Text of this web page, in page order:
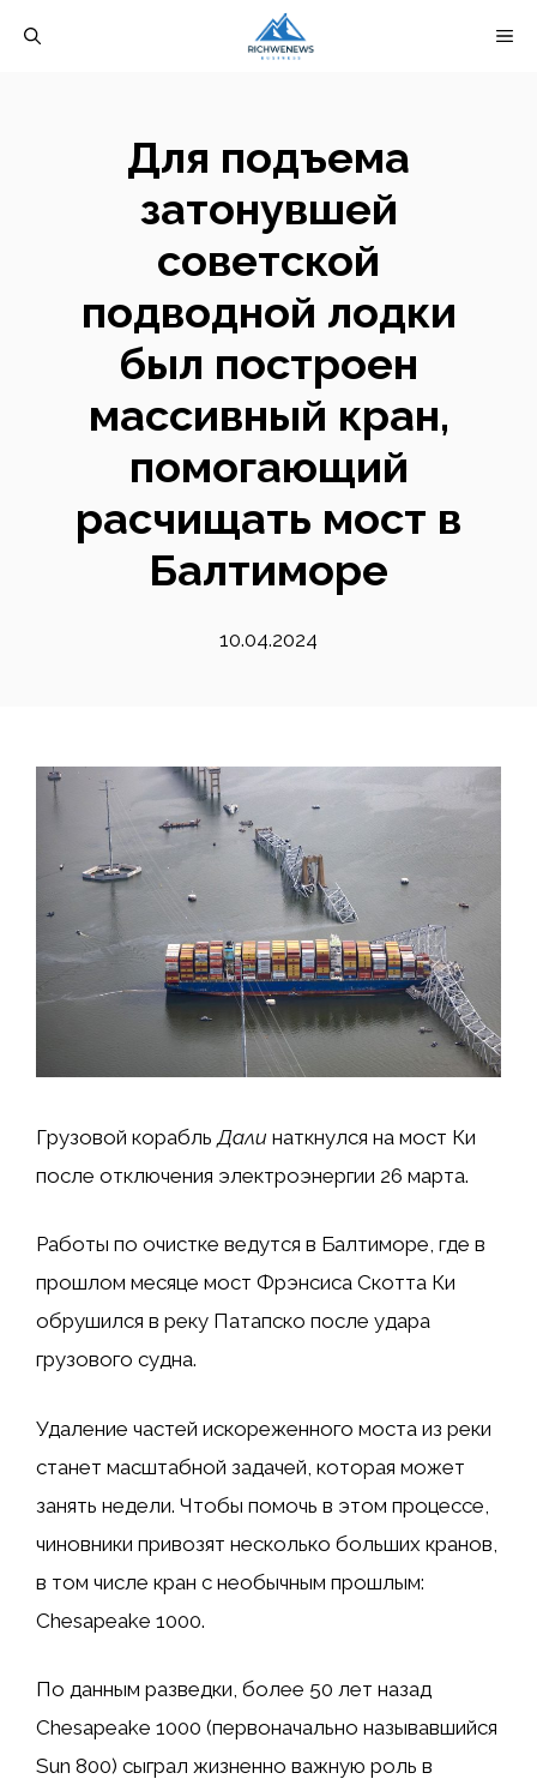
Для подъема
затонувшей
советской
подводной лодки
был построен
массивный кран,
помогающий
расчищать мост в
Балтиморе
10.04.2024
Грузовой корабль Дали наткнулся на мост Ки
после отключения электроэнергии 26 марта.
Работы по очистке ведутся в Балтиморе, где в
прошлом месяце мост Фрэнсиса Скотта Ки
обрушился в реку Патапско после удара
грузового судна.
Удаление частей искореженного моста из реки
станет масштабной задачей, которая может
занять недели. Чтобы помочь в этом процессе,
чиновники привозят несколько больших кранов,
в том числе кран с необычным прошлым:
Chesapeake 1000.
По данным разведки, более 50 лет назад
Chesapeake 1000 (первоначально называвшийся
Sun 800) сыграл жизненно важную роль в